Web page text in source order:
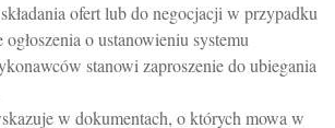
ofert lub do negocjacji w przypadku
o ustanowieniu systemu
stanowi zaproszenie do ubiegania
w dokumentach, o których mowa w